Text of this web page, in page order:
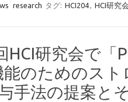
research タグ: HCI204 HCI研究会
HCI研究会で「
能のためのス
手法の提案と